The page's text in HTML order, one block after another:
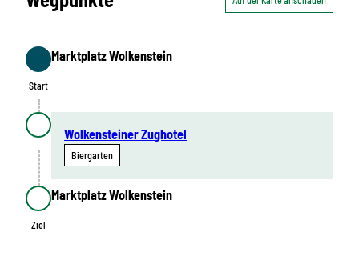
Start
Start
Marktplatz Wolkenstein
Wolkensteiner Zughotel
Biergarten
Ziel
Ziel
Marktplatz Wolkenstein